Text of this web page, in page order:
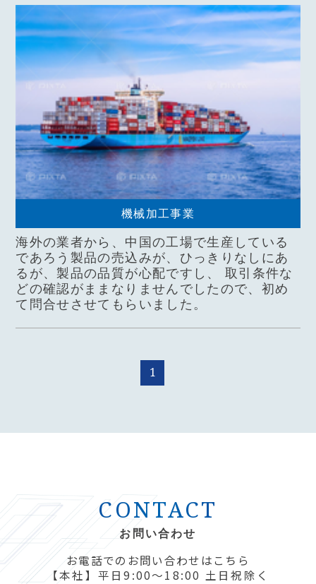
機械加工事業
海外の業者から、中国の工場で生産している
であろう製品の売込みが、ひっきりなしにあ
るが、製品の品質が心配ですし、 取引条件な
どの確認がままなりませんでしたので、初め
て問合せさせてもらいました。
1
CONTACT
お問い合わせ
お電話でのお問い合わせはこちら
【本社】平日9:00〜18:00 土日祝除く